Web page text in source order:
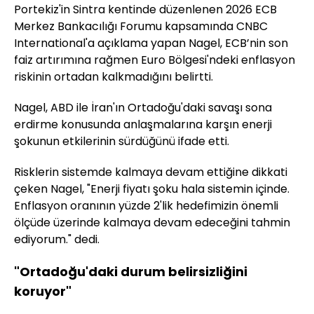
Portekiz'in Sintra kentinde düzenlenen 2026 ECB
Merkez Bankacılığı Forumu kapsamında CNBC
International'a açıklama yapan Nagel, ECB’nin son
faiz artırımına rağmen Euro Bölgesi'ndeki enflasyon
riskinin ortadan kalkmadığını belirtti.
Nagel, ABD ile İran'ın Ortadoğu'daki savaşı sona
erdirme konusunda anlaşmalarına karşın enerji
şokunun etkilerinin sürdüğünü ifade etti.
Risklerin sistemde kalmaya devam ettiğine dikkati
çeken Nagel, "Enerji fiyatı şoku hala sistemin içinde.
Enflasyon oranının yüzde 2'lik hedefimizin önemli
ölçüde üzerinde kalmaya devam edeceğini tahmin
ediyorum." dedi.
"Ortadoğu'daki durum belirsizliğini
koruyor"